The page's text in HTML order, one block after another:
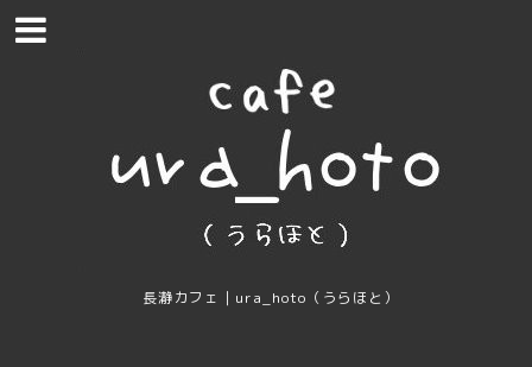
長瀞カフェ｜ura_hoto（うらほと）